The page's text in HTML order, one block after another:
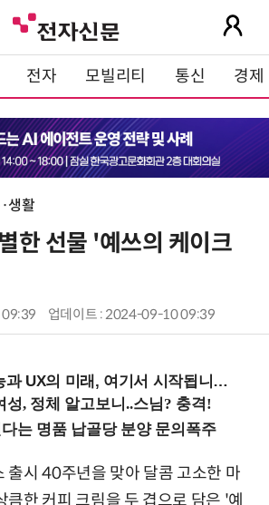
전자 모빌리티 통신 경제
생활
한 선물 '예쓰의 케이크
업데이트 : 2024-09-10 09:39
미래, 여기서 시작됩니다! (9/2 강남역)
출시 40주년을 맞아 달콤 고소한 마
큼한 커피 크림을 두 겹으로 담은 '예